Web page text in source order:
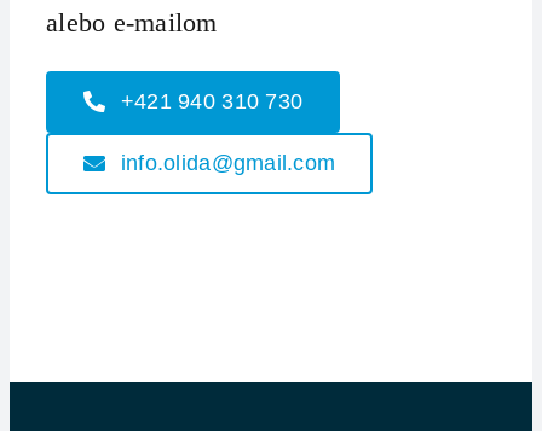
alebo e-mailom
+421 940 310 730
info.olida@gmail.com